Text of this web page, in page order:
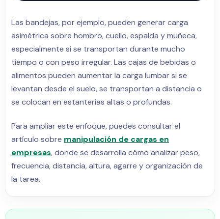
Las bandejas, por ejemplo, pueden generar carga
asimétrica sobre hombro, cuello, espalda y muñeca,
especialmente si se transportan durante mucho
tiempo o con peso irregular. Las cajas de bebidas o
alimentos pueden aumentar la carga lumbar si se
levantan desde el suelo, se transportan a distancia o
se colocan en estanterías altas o profundas.
Para ampliar este enfoque, puedes consultar el
artículo sobre manipulación de cargas en
empresas, donde se desarrolla cómo analizar peso,
frecuencia, distancia, altura, agarre y organización de
la tarea.